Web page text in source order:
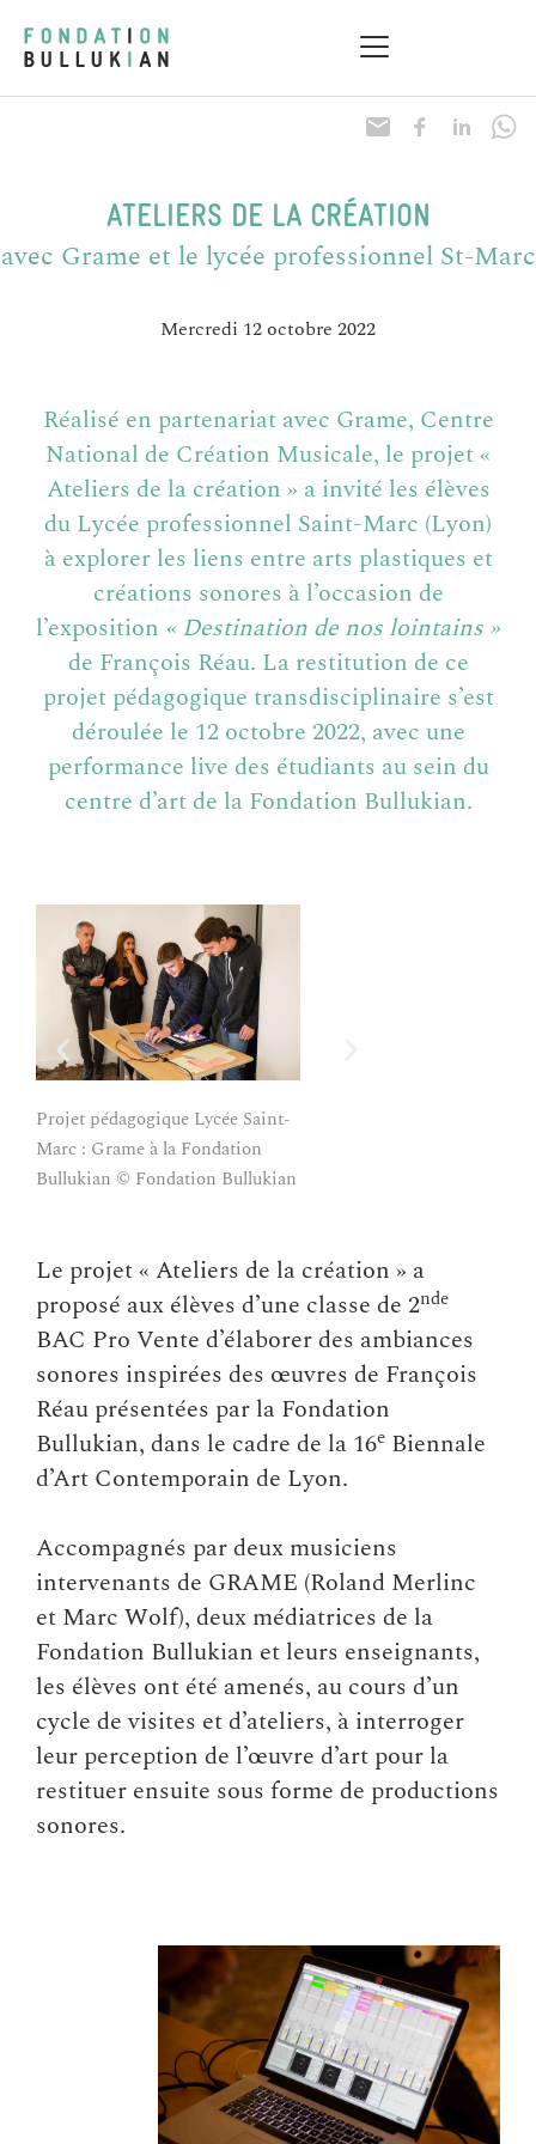
ATELIERS DE LA CRÉATION
avec Grame et le lycée professionnel St-Marc
Mercredi 12 octobre 2022
Réalisé en partenariat avec Grame, Centre
National de Création Musicale, le projet «
Ateliers de la création » a invité les élèves
du Lycée professionnel Saint-Marc (Lyon)
à explorer les liens entre arts plastiques et
créations sonores à l’occasion de
l’exposition « Destination de nos lointains »
de François Réau. La restitution de ce
projet pédagogique transdisciplinaire s’est
déroulée le 12 octobre 2022, avec une
performance live des étudiants au sein du
centre d’art de la Fondation Bullukian.
Projet pédagogique Lycée Saint-
Marc : Grame à la Fondation
Bullukian © Fondation Bullukian
Le projet « Ateliers de la création » a
proposé aux élèves d’une classe de 2nde
BAC Pro Vente d’élaborer des ambiances
sonores inspirées des œuvres de François
Réau présentées par la Fondation
Bullukian, dans le cadre de la 16e Biennale
d’Art Contemporain de Lyon.
Accompagnés par deux musiciens
intervenants de GRAME (Roland Merlinc
et Marc Wolf), deux médiatrices de la
Fondation Bullukian et leurs enseignants,
les élèves ont été amenés, au cours d’un
cycle de visites et d’ateliers, à interroger
leur perception de l’œuvre d’art pour la
restituer ensuite sous forme de productions
sonores.